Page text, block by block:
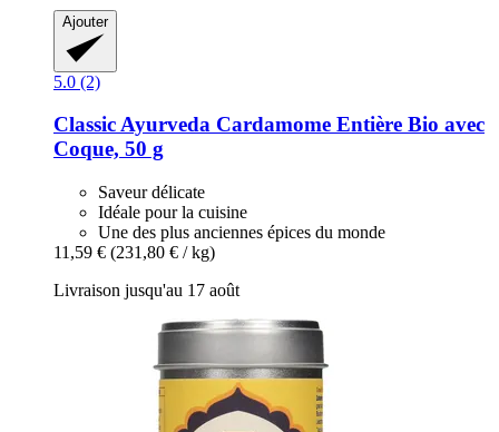
Ajouter
5.0 (2)
Classic Ayurveda Cardamome Entière Bio avec
Coque, 50 g
Saveur délicate
Idéale pour la cuisine
Une des plus anciennes épices du monde
11,59 € (231,80 € / kg)
Livraison jusqu'au 17 août